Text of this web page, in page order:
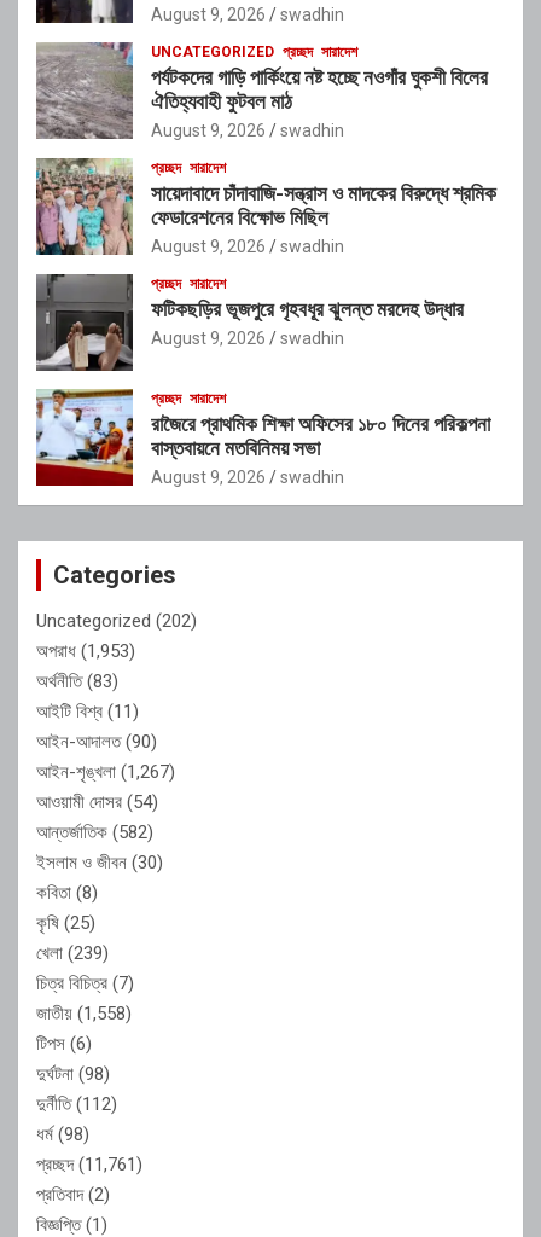
August 9, 2026 swadhin
UNCATEGORIZED প্রচ্ছদ সারাদেশ
পর্যটকদের গাড়ি পার্কিংয়ে নষ্ট হচ্ছে নওগাঁর ঘুকশী বিলের
ঐতিহ্যবাহী ফুটবল মাঠ
August 9, 2026 swadhin
প্রচ্ছদ সারাদেশ
সায়েদাবাদে চাঁদাবাজি-সন্ত্রাস ও মাদকের বিরুদ্ধে শ্রমিক
ফেডারেশনের বিক্ষোভ মিছিল
August 9, 2026 swadhin
প্রচ্ছদ সারাদেশ
ফটিকছড়ির ভূজপুরে গৃহবধূর ঝুলন্ত মরদেহ উদ্ধার
August 9, 2026 swadhin
প্রচ্ছদ সারাদেশ
রাজৈরে প্রাথমিক শিক্ষা অফিসের ১৮০ দিনের পরিকল্পনা
বাস্তবায়নে মতবিনিময় সভা
August 9, 2026 swadhin
Categories
Uncategorized (202)
অপরাধ (1,953)
অর্থনীতি(83)
আইটি বিশ্ব (11)
আইন-আদালত(90)
আইন-শৃঙ্খলা (1,267)
আওয়ামী দোসর (54)
আন্তর্জাতিক (582)
ইসলাম ও জীবন (30)
কবিতা (8)
কৃষি (25)
খেলা (239)
চিত্র বিচিত্র (7)
জাতীয় (1,558)
টিপস (6)
দুর্ঘটনা (98)
দুর্নীতি(112)
ধর্ম(98)
প্রচ্ছদ(11,761)
প্রতিবাদ(2)
বিজ্ঞপ্তি(1)